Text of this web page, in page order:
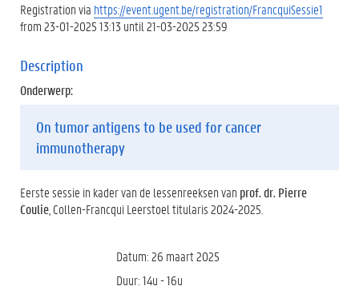
Registration via https://event.ugent.be/registration/FrancquiSessie1
from 23-01-2025 13:13 until 21-03-2025 23:59
Description
Onderwerp:
On tumor antigens to be used for cancer
immunotherapy
Eerste sessie in kader van de lessenreeksen van prof. dr. Pierre
Coulie , Collen-Francqui Leerstoel titularis 2024-2025.
Datum: 26 maart 2025
Duur: 14u - 16u